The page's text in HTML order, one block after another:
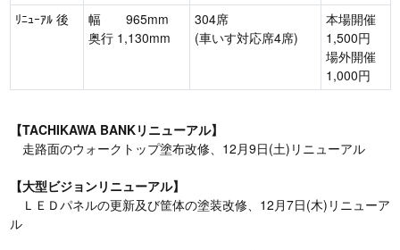
ﾘﾆｭｰｱﾙ 後
幅 965mm
奥行 1,130mm
304席
(車いす対応席4席)
本場開催
1,500円
場外開催
1,000円
【TACHIKAWA BANKリニューアル】
走路面のウォークトップ塗布改修、12月9日(土)リニューアル
【大型ビジョンリニューアル】
ＬＥＤパネルの更新及び筐体の塗装改修、12月7日(木)リニューア
ル